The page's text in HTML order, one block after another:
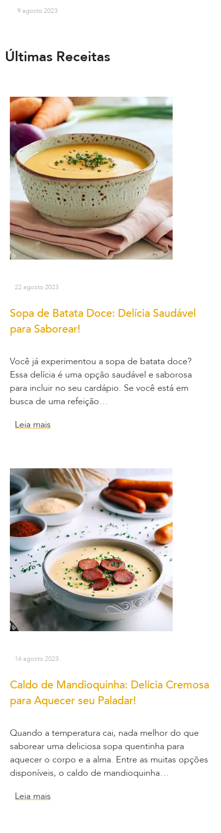
9 agosto 2023
Últimas Receitas
22 agosto 2023
Sopa de Batata Doce: Delícia Saudável
para Saborear!
Você já experimentou a sopa de batata doce?
Essa delícia é uma opção saudável e saborosa
para incluir no seu cardápio. Se você está em
busca de uma refeição…
Leia mais
16 agosto 2023
Caldo de Mandioquinha: Delícia Cremosa
para Aquecer seu Paladar!
Quando a temperatura cai, nada melhor do que
saborear uma deliciosa sopa quentinha para
aquecer o corpo e a alma. Entre as muitas opções
disponíveis, o caldo de mandioquinha…
Leia mais